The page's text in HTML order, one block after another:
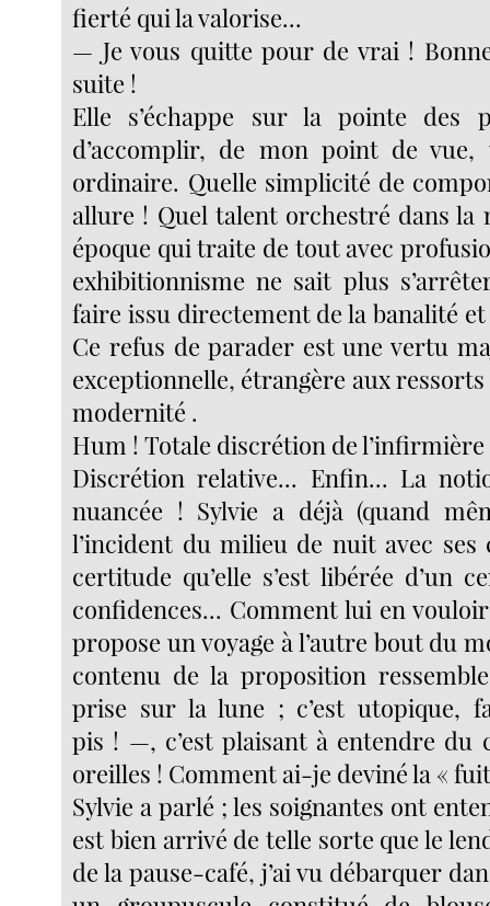
fierté qui la valorise...
— Je vous quitte pour de vrai !
suite !
Elle s’échappe sur la pointe des
d’accomplir, de mon point de
ordinaire. Quelle simplicité de
allure ! Quel talent orchestré dans la
époque qui traite de tout avec
exhibitionnisme ne sait plus
faire issu directement de la banalité
Ce refus de parader est une vertu
exceptionnelle, étrangère aux
modernité .
Hum ! Totale discrétion de l’infirmière
Discrétion relative... Enfin... La
nuancée ! Sylvie a déjà (quand
l’incident du milieu de nuit avec ses
certitude qu’elle s’est libérée d’un
confidences... Comment lui en
propose un voyage à l’autre bout du
contenu de la proposition
prise sur la lune ; c’est utopique,
pis ! —, c’est plaisant à entendre du
oreilles ! Comment ai-je deviné la «
Sylvie a parlé ; les soignantes ont
est bien arrivé de telle sorte que le
de la pause-café, j’ai vu débarquer